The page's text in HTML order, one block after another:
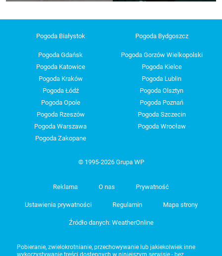
Pogoda Białystok Pogoda Bydgoszcz
Pogoda Gdańsk
Pogoda Gorzów Wielkopolski
Pogoda Katowice
Pogoda Kielce
Pogoda Kraków
Pogoda Lublin
Pogoda Łódź
Pogoda Olsztyn
Pogoda Opole
Pogoda Poznań
Pogoda Rzeszów
Pogoda Szczecin
Pogoda Warszawa
Pogoda Wrocław
Pogoda Zakopane
© 1995-2026 Grupa WP
Reklama O nas Prywatność
Ustawienia prywatności Regulamin Mapa strony
Źródło danych: WeatherOnline
Pobieranie, zwielokrotnianie, przechowywanie lub jakiekolwiek inne
wykorzystywanie treści dostępnych w niniejszym serwisie - bez